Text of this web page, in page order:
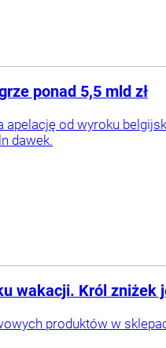
ponad 5,5 mld zł
apelację od wyroku
dawek.
wakacji. Król zniżek
produktów w